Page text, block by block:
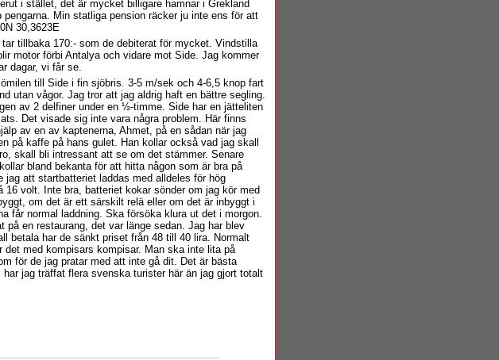
i stället, det är mycket billigare hamnar i Grekland
Min statliga pension räcker ju inte ens för att
30,3623E
tillbaka 170:- som de debiterat för mycket. Vindstilla
motor förbi Antalya och vidare mot Side. Jag kommer
dagar, vi får se.
till Side i fin sjöbris. 3-5 m/sek och 4-6,5 knop fart
utan vågor. Jag tror att jag aldrig haft en bättre segling.
av 2 delfiner under en ½-timme. Side har en jätteliten
Det visade sig inte vara några problem. Här finns
av en av kaptenerna, Ahmet, på en sådan när jag
på kaffe på hans gulet. Han kollar också vad jag skall
skall bli intressant att se om det stämmer. Senare
bland bekanta för att hitta någon som är bra på
att startbatteriet laddas med alldeles för hög
16 volt. Inte bra, batteriet kokar sönder om jag kör med
om det är ett särskilt relä eller om det är inbyggt i
får normal laddning. Ska försöka klura ut det i morgon.
på en restaurang, det var länge sedan. Jag har blev
betala har de sänkt priset från 48 till 40 lira. Normalt
det med kompisars kompisar. Man ska inte lita på
för de jag pratar med att inte gå dit. Det är bästa
jag träffat flera svenska turister här än jag gjort totalt